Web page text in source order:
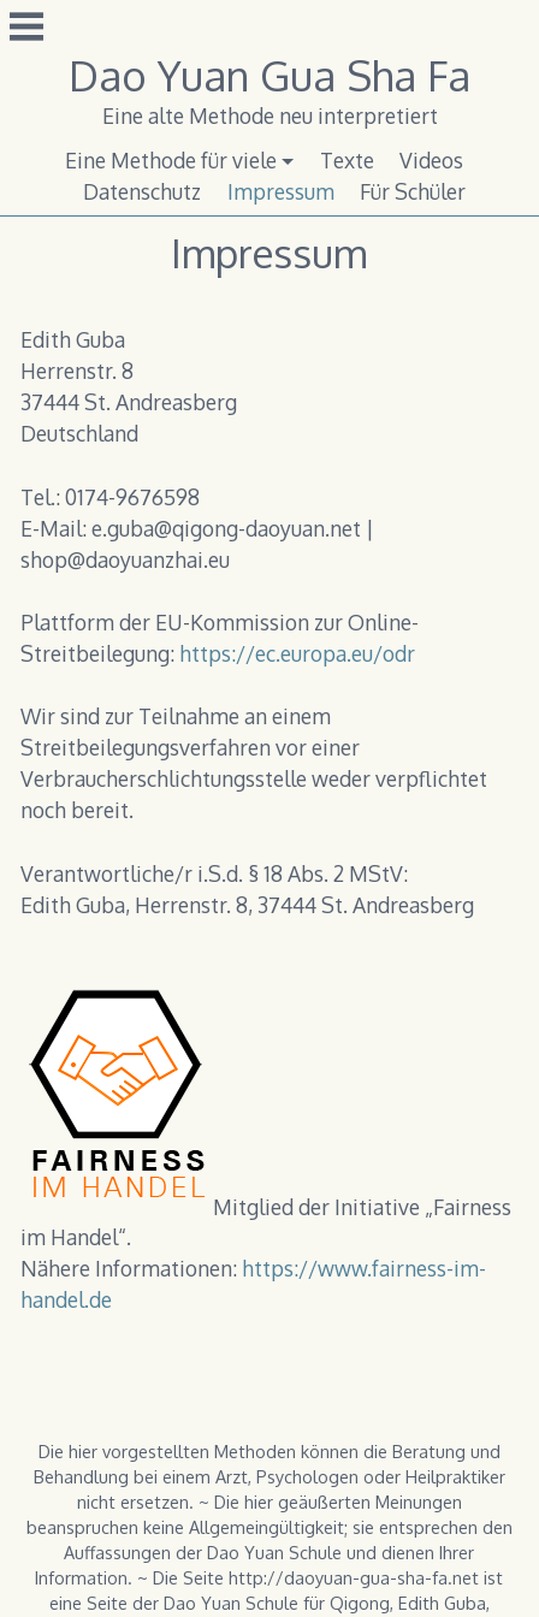
Zum
Inhalt
Dao Yuan Gua Sha Fa
Eine alte Methode neu interpretiert
Eine Methode für viele
Texte
Videos
Datenschutz
Impressum Für Schüler
Impressum
Edith Guba
Herrenstr. 8
37444 St. Andreasberg
Deutschland
Tel.: 0174-9676598
E-Mail: e.guba@qigong-daoyuan.net |
shop@daoyuanzhai.eu
Plattform der EU-Kommission zur Online-
Streitbeilegung: https://ec.europa.eu/odr
Wir sind zur Teilnahme an einem
Streitbeilegungsverfahren vor einer
Verbraucherschlichtungsstelle weder verpflichtet
noch bereit.
Verantwortliche/r i.S.d. § 18 Abs. 2 MStV:
Edith Guba, Herrenstr. 8, 37444 St. Andreasberg
Mitglied der Initiative „Fairness
im Handel“.
Nähere Informationen: https://www.fairness-im-
handel.de
Die hier vorgestellten Methoden können die Beratung und
Behandlung bei einem Arzt, Psychologen oder Heilpraktiker
nicht ersetzen. ~ Die hier geäußerten Meinungen
beanspruchen keine Allgemeingültigkeit; sie entsprechen den
Auffassungen der Dao Yuan Schule und dienen Ihrer
Information. ~ Die Seite http://daoyuan-gua-sha-fa.net ist
eine Seite der Dao Yuan Schule für Qigong, Edith Guba,